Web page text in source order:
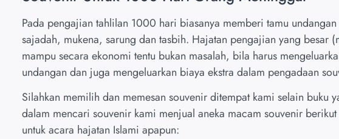
Pada pengajian tahlilan 1000 hari biasanya memberi tamu
sajadah, mukena, sarung dan tasbih. Hajatan pengajian yang besar
mampu secara ekonomi tentu bukan masalah, bila harus
undangan dan juga mengeluarkan biaya ekstra dalam pengadaan
Silahkan memilih dan memesan souvenir ditempat kami selain buku
dalam mencari souvenir kami menjual aneka macam souvenir
untuk acara hajatan Islami apapun: